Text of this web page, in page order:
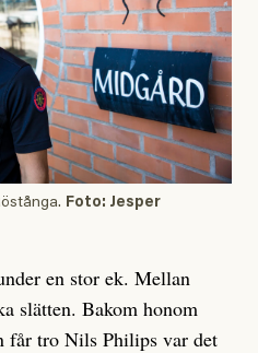
Foto: Jesper
en stor ek. Mellan
slätten. Bakom honom
får tro Nils Philips var det